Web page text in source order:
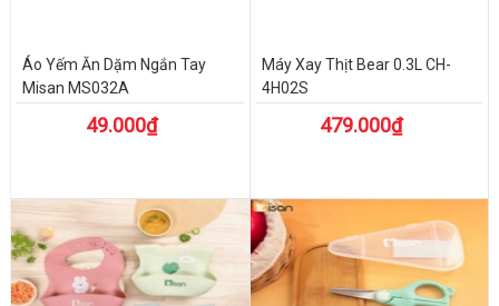
Áo Yếm Ăn Dặm Ngắn Tay
Misan MS032A
49.000₫
Máy Xay Thịt Bear 0.3L CH-
4H02S
479.000₫